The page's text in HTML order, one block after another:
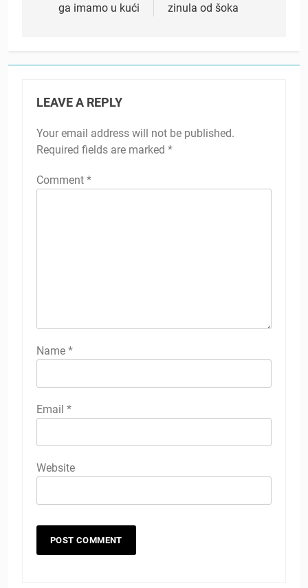
ga imamo u kući
zinula od šoka
LEAVE A REPLY
Your email address will not be published.
Required fields are marked *
Comment *
Name *
Email *
Website